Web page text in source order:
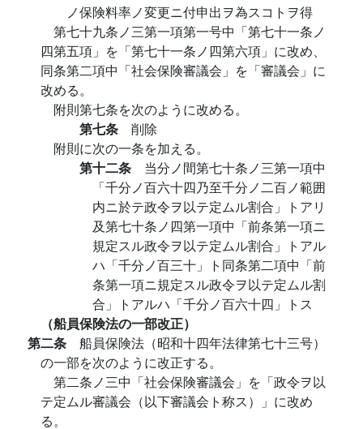
ノ保険料率ノ変更ニ付申出ヲ為スコトヲ得
第七十九条ノ三第一項第一号中「第七十一条ノ
四第五項」を「第七十一条ノ四第六項」に改め、
同条第二項中「社会保険審議会」を「審議会」に
改める。
附則第七条を次のように改める。
第七条 削除
附則に次の一条を加える。
第十二条 当分ノ間第七十条ノ三第一項中
「千分ノ百六十四乃至千分ノ二百ノ範囲
内ニ於テ政令ヲ以テ定ムル割合」トアリ
及第七十条ノ四第一項中「前条第一項ニ
規定スル政令ヲ以テ定ムル割合」トアル
ハ「千分ノ百三十」ト同条第二項中「前
条第一項ニ規定スル政令ヲ以テ定ムル割
合」トアルハ「千分ノ百六十四」トス
（船員保険法の一部改正）
第二条 船員保険法（昭和十四年法律第七十三号）
の一部を次のように改正する。
第二条ノ三中「社会保険審議会」を「政令ヲ以
テ定ムル審議会（以下審議会ト称ス）」に改め
る。